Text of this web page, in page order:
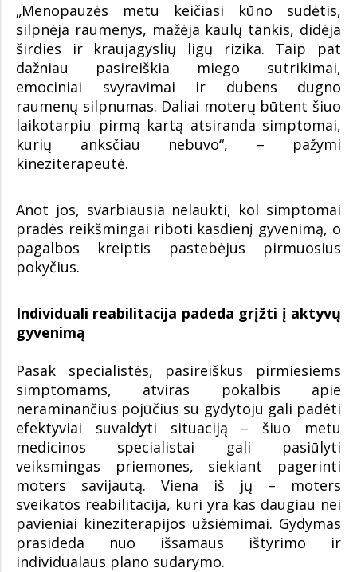
„Menopauzės metu keičiasi kūno sudėtis,
silpnėja raumenys, mažėja kaulų tankis, didėja
širdies ir kraujagyslių ligų rizika. Taip pat
dažniau pasireiškia miego sutrikimai,
emociniai svyravimai ir dubens dugno
raumenų silpnumas. Daliai moterų būtent šiuo
laikotarpiu pirmą kartą atsiranda simptomai,
kurių anksčiau nebuvo“, – pažymi
kineziterapeutė.
Anot jos, svarbiausia nelaukti, kol simptomai
pradės reikšmingai riboti kasdienį gyvenimą, o
pagalbos kreiptis pastebėjus pirmuosius
pokyčius.
Individuali reabilitacija padeda grįžti į aktyvų
gyvenimą
Pasak specialistės, pasireiškus pirmiesiems
simptomams, atviras pokalbis apie
neraminančius pojūčius su gydytoju gali padėti
efektyviai suvaldyti situaciją – šiuo metu
medicinos specialistai gali pasiūlyti
veiksmingas priemones, siekiant pagerinti
moters savijautą. Viena iš jų – moters
sveikatos reabilitacija, kuri yra kas daugiau nei
pavieniai kineziterapijos užsiėmimai. Gydymas
prasideda nuo išsamaus ištyrimo ir
individualaus plano sudarymo.